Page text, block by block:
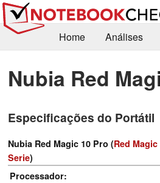
Home Análises
Busca
Contacto
Nubia Red
Especificações do Portátil
Nubia Red Magic 10 Pro (Red Magic
Serie)
Processador